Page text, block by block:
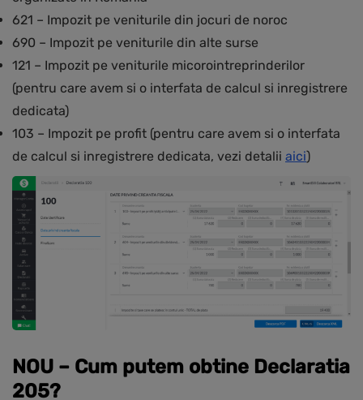
621 – Impozit pe veniturile din jocuri de noroc
690 – Impozit pe veniturile din alte surse
121 – Impozit pe veniturile micorointreprinderilor
(pentru care avem si o interfata de calcul si inregistrere
dedicata)
103 – Impozit pe profit (pentru care avem si o interfata
de calcul si inregistrere dedicata, vezi detalii aici)
NOU – Cum putem obtine Declaratia
205?